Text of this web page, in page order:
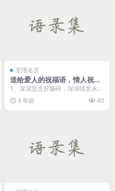
至理名言
送给爱人的祝福语，情人祝福
语1、深深思念肝肠碎，深深情意永相
随，深深夜里难入睡，深深梦里有
你陪，深深回忆深深...
9 年前 40